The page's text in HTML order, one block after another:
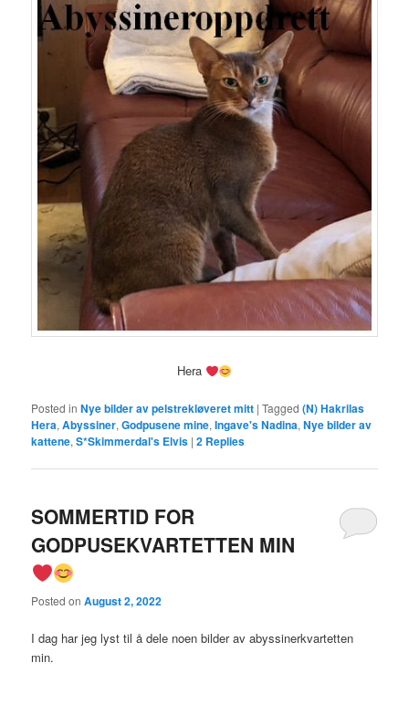
Hera
Posted in Nye bilder av pelstrekløveret mitt |Tagged (N) Hakrilas
Hera,Abyssiner,Godpusene mine,Ingave's Nadina,Nye bilder av
kattene,S*Skimmerdal's Elvis |2 Replies
SOMMERTID FOR
GODPUSEKVARTETTEN MIN
Posted onAugust 2, 2022
I dag har jeg lyst til å dele noen bilder av abyssinerkvartetten
min.